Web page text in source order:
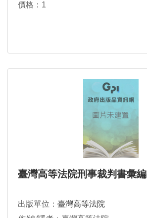
價格：1
臺灣高等法院刑事裁判書彙編
出版單位： 臺灣高等法院